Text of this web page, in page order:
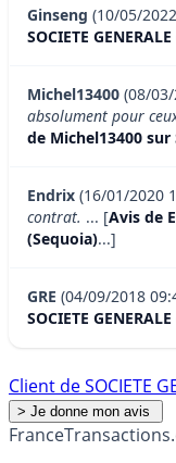
Ginseng (10/05/
SOCIETE
Michel13400 (08/
absolument pour
de Michel13400 sur
Endrix (16/01/2020
contrat. ... [Avis de
(Sequoia)...]
GRE (04/09/2018
SOCIETE
Client de SOCIETE
France